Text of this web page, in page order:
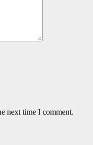
next time I comment.